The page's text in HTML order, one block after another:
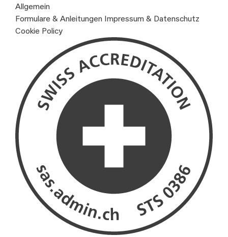
Allgemein
Formulare & Anleitungen Impressum & Datenschutz
Cookie Policy